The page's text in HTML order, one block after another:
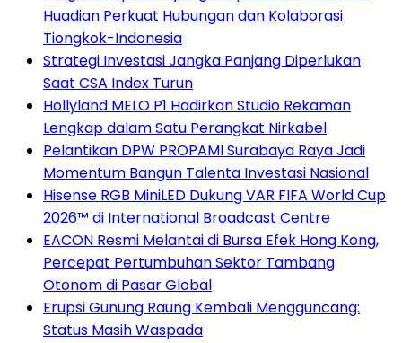
Huadian Perkuat Hubungan dan Kolaborasi
Tiongkok-Indonesia
Strategi Investasi Jangka Panjang Diperlukan
Saat CSA Index Turun
Hollyland MELO P1 Hadirkan Studio Rekaman
Lengkap dalam Satu Perangkat Nirkabel
Pelantikan DPW PROPAMI Surabaya Raya Jadi
Momentum Bangun Talenta Investasi Nasional
Hisense RGB MiniLED Dukung VAR FIFA World Cup
2026™ di International Broadcast Centre
EACON Resmi Melantai di Bursa Efek Hong Kong,
Percepat Pertumbuhan Sektor Tambang
Otonom di Pasar Global
Erupsi Gunung Raung Kembali Mengguncang:
Status Masih Waspada